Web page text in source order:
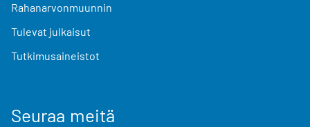
Rahanarvonmuunnin
Tulevat julkaisut
Tutkimusaineistot
Seuraa meitä